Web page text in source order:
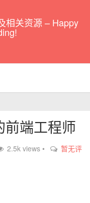
相关资源 – Happy
前端工程师
2.5k views •
暂无评